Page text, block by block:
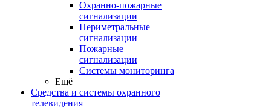
Охранно-пожарные
сигнализации
Периметральные
сигнализации
Пожарные
сигнализации
Системы мониторинга
Ещё
Средства и системы охранного
телевидения